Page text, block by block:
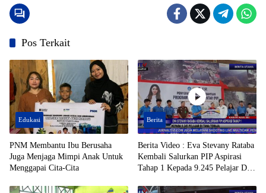
Pos Terkait
Edukasi
PNM Membantu Ibu Berusaha
Juga Menjaga Mimpi Anak Untuk
Menggapai Cita-Cita
Berita
Berita Video : Eva Stevany Rataba
Kembali Salurkan PIP Aspirasi
Tahap 1 Kepada 9.245 Pelajar Di